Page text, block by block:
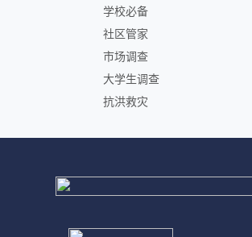
学校必备
社区管家
市场调查
大学生调查
抗洪救灾